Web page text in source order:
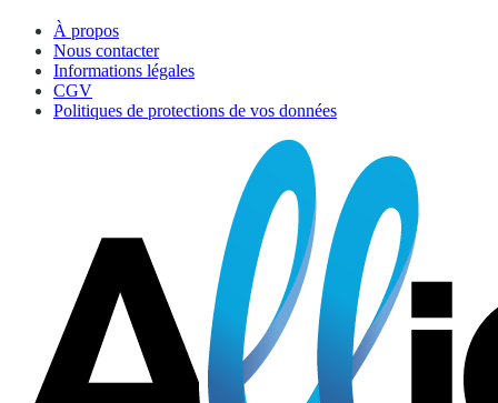
À propos
Nous contacter
Informations légales
CGV
Politiques de protections de vos données